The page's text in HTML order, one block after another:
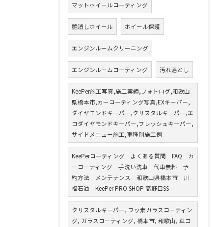
マットホイールコーティング
艶消しホイール ホイール保護
エンジンルームクリーニング
エンジンルームコーティング 汚れ落とし
KeePer施工写真,施工実績,フォトログ,和歌山
県橋本市,カーコーティング写真,EXキーパー,
ダイヤモンドキーパー,クリスタルキーパー,エ
コダイヤモンドキーパー,フレッシュキーパー,
サイドメニュー施工,車種別施工例
KeePerコーティング よくある質問 FAQ カ
ーコーティング 手洗い洗車 代車無料 予
約方法 メンテナンス 和歌山県橋本市 川
福石油 KeePer PRO SHOP 高野口SS
クリスタルキーパー, フッ素ガラスコーティン
グ, ガラスコーティング, 橋本市, 和歌山, 車コ